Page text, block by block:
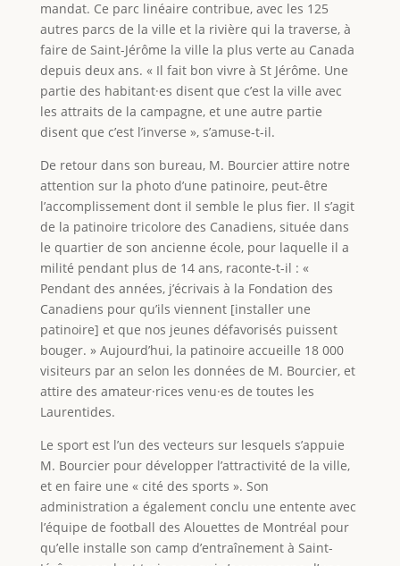
mandat. Ce parc linéaire contribue, avec les 125
autres parcs de la ville et la rivière qui la traverse, à
faire de Saint-Jérôme la ville la plus verte au Canada
depuis deux ans. « Il fait bon vivre à St Jérôme. Une
partie des habitant·es disent que c’est la ville avec
les attraits de la campagne, et une autre partie
disent que c’est l’inverse », s’amuse-t-il.
De retour dans son bureau, M. Bourcier attire notre
attention sur la photo d’une patinoire, peut-être
l’accomplissement dont il semble le plus fier. Il s’agit
de la patinoire tricolore des Canadiens, située dans
le quartier de son ancienne école, pour laquelle il a
milité pendant plus de 14 ans, raconte-t-il : «
Pendant des années, j’écrivais à la Fondation des
Canadiens pour qu’ils viennent [installer une
patinoire] et que nos jeunes défavorisés puissent
bouger. » Aujourd’hui, la patinoire accueille 18 000
visiteurs par an selon les données de M. Bourcier, et
attire des amateur·rices venu·es de toutes les
Laurentides.
Le sport est l’un des vecteurs sur lesquels s’appuie
M. Bourcier pour développer l’attractivité de la ville,
et en faire une « cité des sports ». Son
administration a également conclu une entente avec
l’équipe de football des Alouettes de Montréal pour
qu’elle installe son camp d’entraînement à Saint-